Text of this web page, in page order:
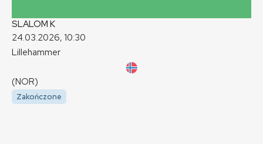
SLALOM K
24.03.2026, 10:30
Lillehammer
(NOR)
Zakończone